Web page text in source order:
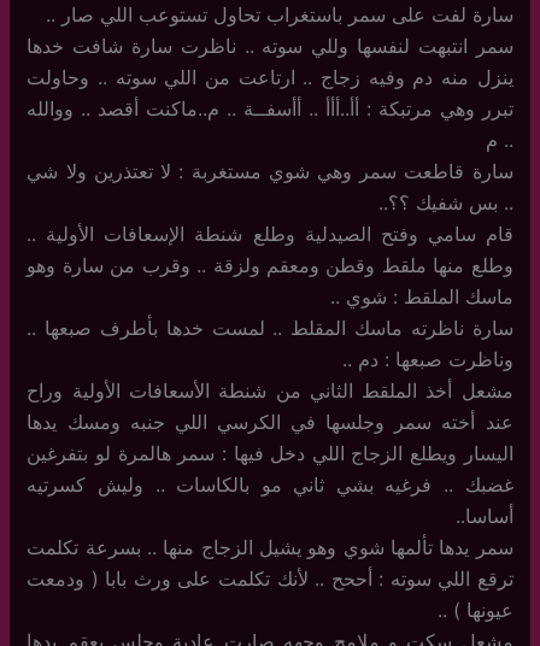
سارة لفت على سمر باستغراب تحاول تستوعب اللي صار ..
سمر انتبهت لنفسها وللي سوته .. ناظرت سارة شافت خدها
ينزل منه دم وفيه زجاج .. ارتاعت من اللي سوته .. وحاولت
تبرر وهي مرتبكة : أأ..أأأ .. أأسفــة .. م..ماكنت أقصد .. ووالله
.. م
سارة قاطعت سمر وهي شوي مستغربة : لا تعتذرين ولا شي
.. بس شفيك ؟؟..
قام سامي وفتح الصيدلية وطلع شنطة الإسعافات الأولية ..
وطلع منها ملقط وقطن ومعقم ولزقة .. وقرب من سارة وهو
ماسك الملقط : شوي ..
سارة ناظرته ماسك المقلط .. لمست خدها بأطرف صبعها ..
وناظرت صبعها : دم ..
مشعل أخذ الملقط الثاني من شنطة الأسعافات الأولية وراح
عند أخته سمر وجلسها في الكرسي اللي جنبه ومسك يدها
اليسار ويطلع الزجاج اللي دخل فيها : سمر هالمرة لو بتفرغين
غضبك .. فرغيه بشي ثاني مو بالكاسات .. وليش كسرتيه
أساسا..
سمر يدها تألمها شوي وهو يشيل الزجاج منها .. بسرعة تكلمت
ترقع اللي سوته : أححح .. لأنك تكلمت على ورث بابا ( ودمعت
عيونها ) ..
مشعل سكت و ملامح وجهه صارت عادية وجلس يعقم يدها